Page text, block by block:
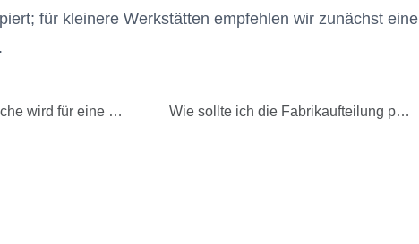
für kleinere Werkstätten empfehlen wir zunächst eine
Welche Mindestfläche wird für eine vollautomatische Kerzenproduktionslinie von Yide benötigt? Wie sollte ich die Fabrikaufteilung planen, wenn ich auf ein fahrbares Massenschmelz- und Abfüllsystem für Wachs umrüste?